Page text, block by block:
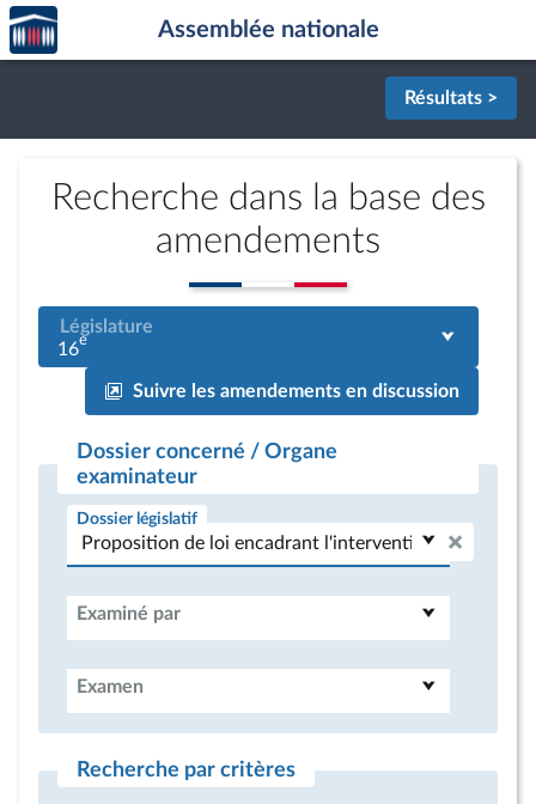
Aller au contenu
Aller en bas de la page
Accèder
à la
page
Assemblée nationale
Résultats >
Recherche dans la base des
amendements
Législature
16e
Suivre les amendements en discussion
Dossier concerné / Organe
examinateur
Dossier législatif
Examiné par
Examen
Recherche par critères